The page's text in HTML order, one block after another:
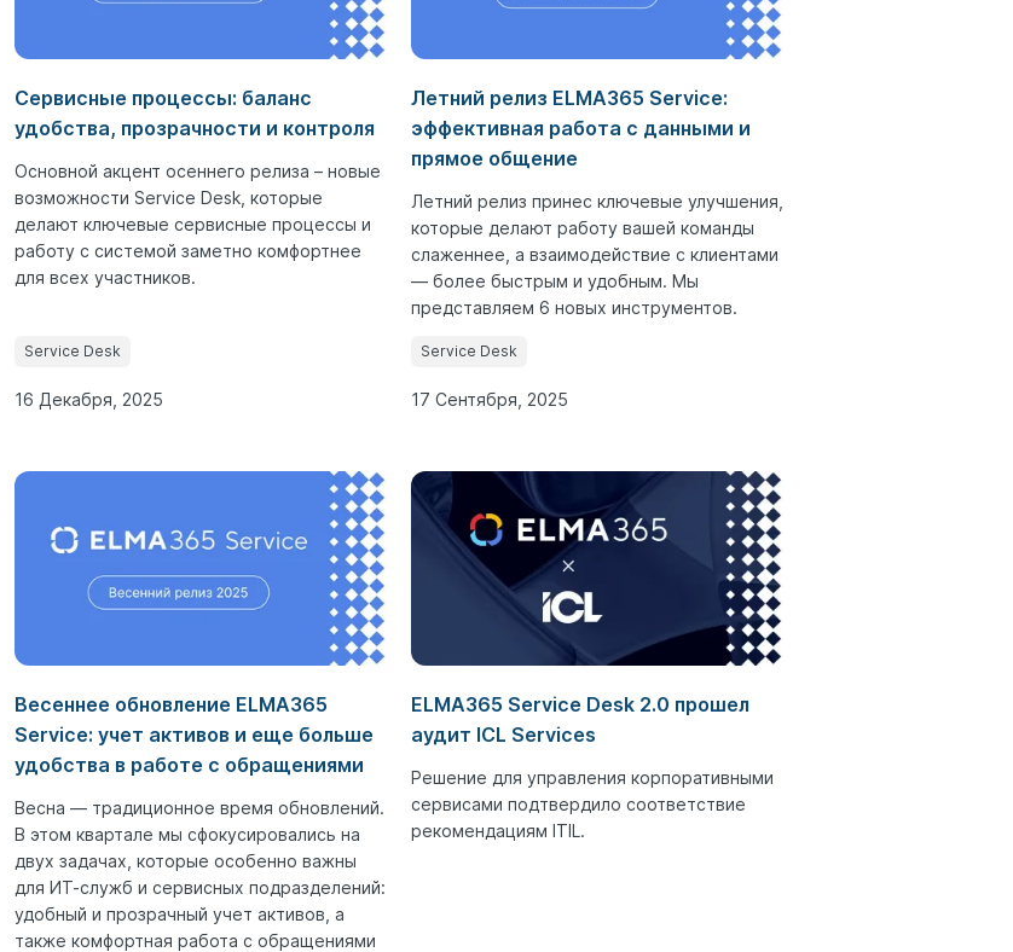
Сервисные процессы: баланс
удобства, прозрачности и контроля
Основной акцент осеннего релиза – новые
возможности Service Desk, которые
делают ключевые сервисные процессы и
работу с системой заметно комфортнее
для всех участников.
Service Desk
16 Декабря, 2025
Летний релиз ELMA365 Service:
эффективная работа с данными и
прямое общение
Летний релиз принес ключевые улучшения,
которые делают работу вашей команды
слаженнее, а взаимодействие с клиентами
— более быстрым и удобным. Мы
представляем 6 новых инструментов.
Service Desk
17 Сентября, 2025
Весеннее обновление ELMA365
Service: учет активов и еще больше
удобства в работе с обращениями
Весна — традиционное время обновлений.
В этом квартале мы сфокусировались на
двух задачах, которые особенно важны
для ИТ-служб и сервисных подразделений:
удобный и прозрачный учет активов, а
также комфортная работа с обращениями
ELMA365 Service Desk 2.0 прошел
аудит ICL Services
Решение для управления корпоративными
сервисами подтвердило соответствие
рекомендациям ITIL.